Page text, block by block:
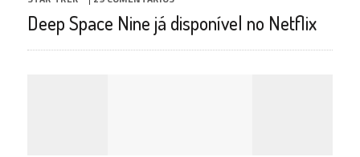
Deep Space Nine já disponível no Netflix